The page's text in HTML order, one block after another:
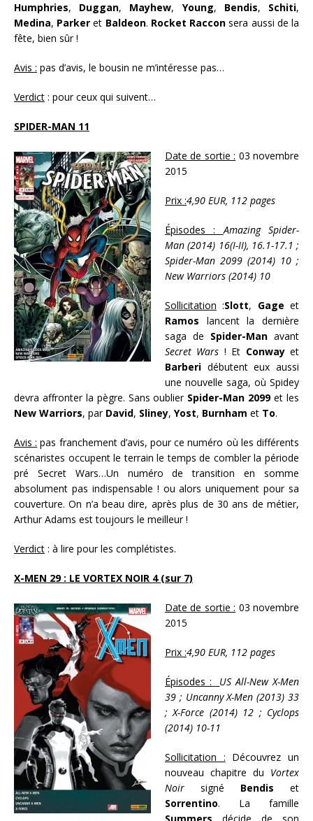
Humphries, Duggan, Mayhew, Young, Bendis, Schiti,
Medina, Parkeret Baldeon. Rocket Raccon sera aussi de la
fête, bien sûr !
Avis : pas d’avis, le bousin ne m’intéresse pas…
Verdict : pour ceux qui suivent…
SPIDER-MAN 11
Date de sortie : 03 novembre
2015
Prix :4,90 EUR, 112 pages
Épisodes :Amazing Spider-
Man (2014) 16(I-II), 16.1-17.1 ;
Spider-Man 2099 (2014) 10 ;
New Warriors (2014) 10
Sollicitation :Slott, Gage et
Ramos lancent la dernière
saga de Spider-Man avant
Secret Wars ! Et Conwayet
Barberi débutent eux aussi
une nouvelle saga, où Spidey
devra affronter la pègre. Sans oublier Spider-Man 2099et les
New Warriors, par David, Sliney, Yost, Burnham et To.
Avis : pas franchement d’avis, pour ce numéro où les différents
scénaristes occupent le terrain le temps de combler la période
pré Secret Wars…Un numéro de transition en somme
absolument pas indispensable ! ou alors uniquement pour sa
couverture. On n’a beau dire, après plus de 30 ans de métier,
Arthur Adams est toujours le meilleur !
Verdict : à lire pour les complétistes.
X-MEN 29 : LE VORTEX NOIR 4 (sur 7)
Date de sortie : 03 novembre
2015
Prix :4,90 EUR, 112 pages
Épisodes :
US All-New X-Men
39 ; Uncanny X-Men (2013) 33
; X-Force (2014) 12 ; Cyclops
(2014) 10-11
Sollicitation : Découvrez un
nouveau chapitre du Vortex
Noir signé Bendis et
Sorrentino. La famille